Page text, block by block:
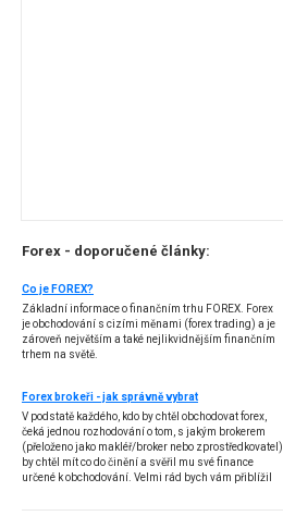
Forex - doporučené články:
Co je FOREX?
Základní informace o finančním trhu FOREX. Forex
je obchodování s cizími měnami (forex trading) a je
zároveň největším a také nejlikvidnějším finančním
trhem na světě.
Forex brokeři - jak správně vybrat
V podstatě každého, kdo by chtěl obchodovat forex,
čeká jednou rozhodování o tom, s jakým brokerem
(přeloženo jako makléř/broker nebo zprostředkovatel)
by chtěl mít co do činění a svěřil mu své finance
určené k obchodování. Velmi rád bych vám přiblížil